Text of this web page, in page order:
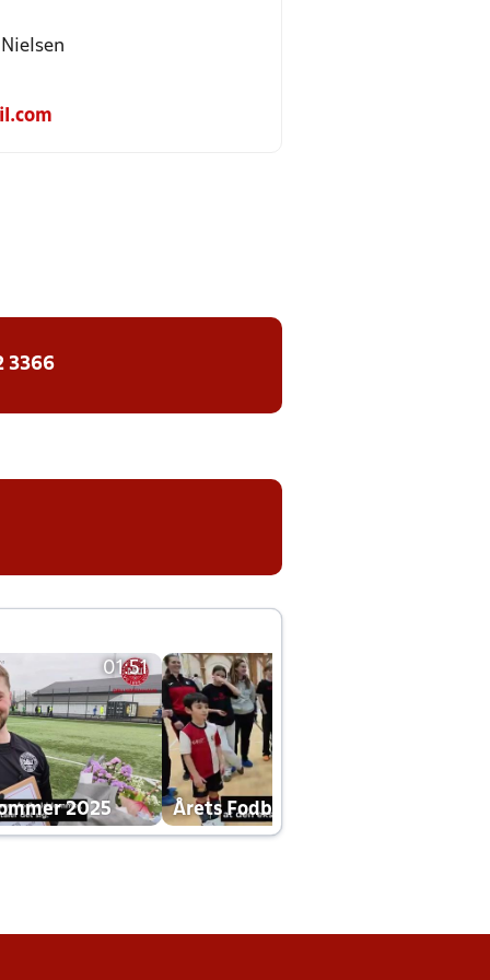
3366
01:51
2025 Årets Fodboldklub 2025 mp4